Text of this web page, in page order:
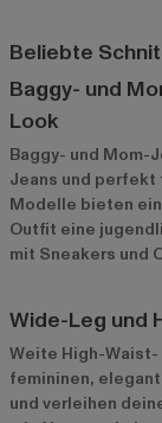
Beliebte
Baggy- und
Look
Baggy- und Mom-
Jeans und perfekt
Modelle bieten
Outfit eine
mit Sneakers und
Wide-Leg und
Weite High-
femininen,
und verleihen